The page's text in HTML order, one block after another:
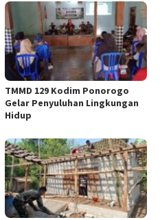
TMMD 129 Kodim Ponorogo
Gelar Penyuluhan Lingkungan
Hidup